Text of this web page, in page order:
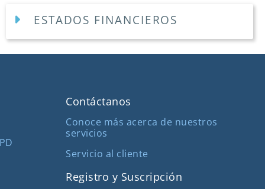
ESTADOS FINANCIEROS
Contáctanos
Conoce más acerca de nuestros
servicios
Servicio al cliente
Registro y Suscripción